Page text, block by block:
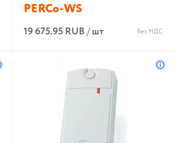
В корзину
PERCo-WS
19 675.95 RUB/шт без НДС